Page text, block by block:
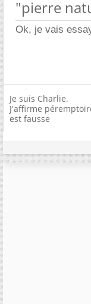
"pierre
Ok, je vais
Je suis Charlie.
J'affirme
est fausse